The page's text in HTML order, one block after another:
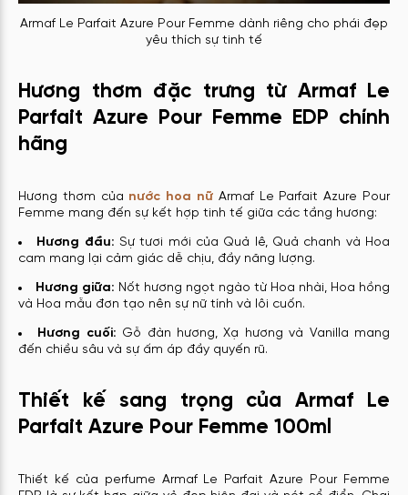
Armaf Le Parfait Azure Pour Femme dành riêng cho phái đẹp
yêu thích sự tinh tế
Hương thơm đặc trưng từ Armaf Le
Parfait Azure Pour Femme EDP chính
hãng
Hương thơm của nước hoa nữ Armaf Le Parfait Azure Pour
Femme mang đến sự kết hợp tinh tế giữa các tầng hương:
Hương đầu: Sự tươi mới của Quả lê, Quả chanh và Hoa
cam mang lại cảm giác dễ chịu, đầy năng lượng.
Hương giữa: Nốt hương ngọt ngào từ Hoa nhài, Hoa hồng
và Hoa mẫu đơn tạo nên sự nữ tính và lôi cuốn.
Hương cuối: Gỗ đàn hương, Xạ hương và Vanilla mang
đến chiều sâu và sự ấm áp đầy quyến rũ.
Thiết kế sang trọng của Armaf Le
Parfait Azure Pour Femme 100ml
Thiết kế của perfume Armaf Le Parfait Azure Pour Femme